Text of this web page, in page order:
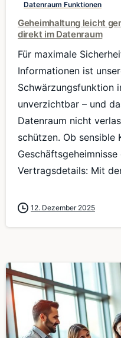
Datenraum Funktionen
Geheimhaltung leicht
direkt im Datenraum
Für maximale
Informationen ist
Schwärzungsfunktion
unverzichtbar – und
Datenraum nicht
schützen. Ob sensible
Vertragsdetails: Mit
12. Dezember 2025